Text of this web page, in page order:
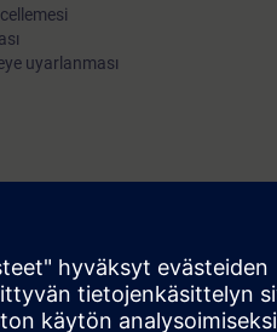
uyarlanması
alıştırmaları